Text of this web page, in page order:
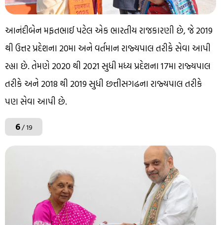
આનંદીબેન મફતભાઈ પટેલ એક ભારતીય રાજકારણી છે, જે 2019
થી ઉત્તર પ્રદેશના 20મા અને વર્તમાન રાજ્યપાલ તરીકે સેવા આપી
રહ્યા છે. તેમણે 2020 થી 2021 સુધી મધ્ય પ્રદેશના 17મા રાજ્યપાલ
તરીકે અને 2018 થી 2019 સુધી છત્તીસગઢના રાજ્યપાલ તરીકે
પણ સેવા આપી છે.
6/ 19